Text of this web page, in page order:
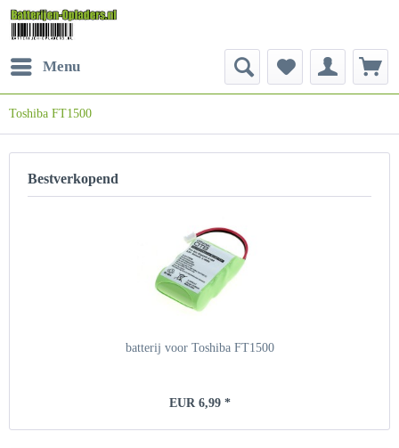
Menu
Toshiba FT1500
Bestverkopend
batterij voor Toshiba FT1500
EUR 6,99 *